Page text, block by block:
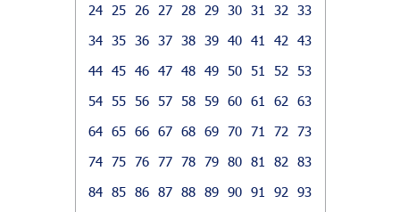
24
25 26 27 28 29 30 31 32
33
34 35 36 37 38 39 40 41 42
43
44 45 46 47 48 49 50 51 52
53
54 55 56 57 58 59 60 61 62
63
64 65 66 67 68 69 70 71 72
73
74 75 76 77 78 79 80 81 82
83
84 85 86 87 88 89 90 91 92
93